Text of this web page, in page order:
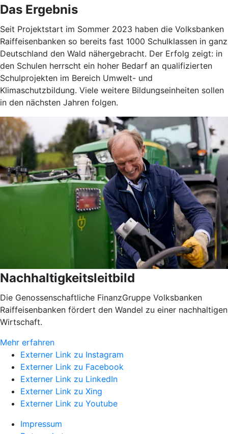
Das Ergebnis
Seit Projektstart im Sommer 2023 haben die Volksbanken
Raiffeisenbanken so bereits fast 1000 Schulklassen in ganz
Deutschland den Wald nähergebracht. Der Erfolg zeigt: in
den Schulen herrscht ein hoher Bedarf an qualifizierten
Schulprojekten im Bereich Umwelt- und
Klimaschutzbildung. Viele weitere Bildungseinheiten sollen
in den nächsten Jahren folgen.
Nachhaltigkeitsleitbild
Die Genossenschaftliche FinanzGruppe Volksbanken
Raiffeisenbanken fördert den Wandel zu einer nachhaltigen
Wirtschaft.
Mehr erfahren
Externer Link zu Instagram
Externer Link zu Facebook
Externer Link zu LinkedIn
Externer Link zu Xing
Externer Link zu Youtube
Impressum